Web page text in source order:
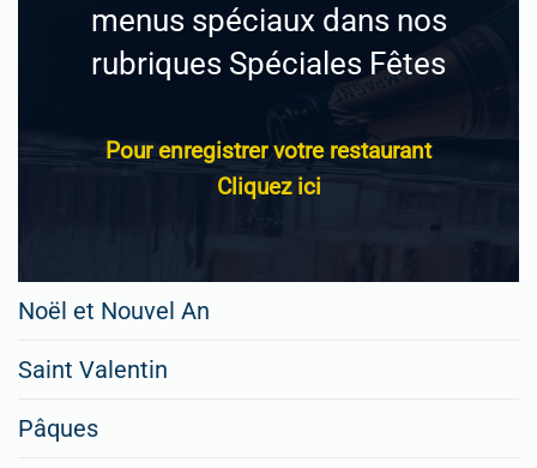
menus spéciaux dans nos
rubriques Spéciales Fêtes
Pour enregistrer votre restaurant
Cliquez ici
Noël et Nouvel An
Saint Valentin
Pâques